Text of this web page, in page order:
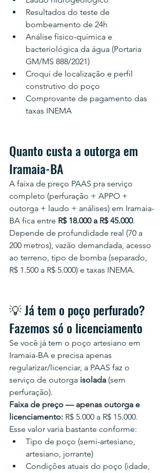
Resultados do teste de
bombeamento de 24h
Análise físico-química e
bacteriológica da água (Portaria
GM/MS 888/2021)
Croqui de localização e perfil
construtivo do poço
Comprovante de pagamento das
taxas INEMA
Quanto custa a outorga em
Iramaia-BA
A faixa de preço PAAS pra serviço
completo (perfuração + APPO +
outorga + laudo + análises) em Iramaia-
BA fica entre R$ 18.000 a R$ 45.000.
Depende de profundidade real (70 a
200 metros), vazão demandada, acesso
ao terreno, tipo de bomba (separado,
R$ 1.500 a R$ 5.000) e taxas INEMA.
💡 Já tem o poço perfurado?
Fazemos só o licenciamento
Se você já tem o poço artesiano em
Iramaia-BA e precisa apenas
regularizar/licenciar, a PAAS faz o
serviço de outorga isolada (sem
perfuração).
Faixa de preço — apenas outorga e
licenciamento: R$ 5.000 a R$ 15.000.
Esse valor varia bastante conforme:
Tipo de poço (semi-artesiano,
artesiano, jorrante)
Condições atuais do poço (idade,